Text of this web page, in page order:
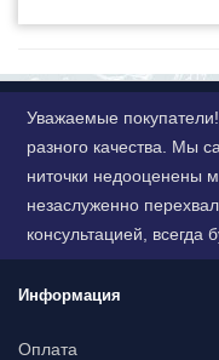
Уважаемые
разного качества. Мы
ниточки недооценены
незаслуженно
консультацией,
Информация
Оплата